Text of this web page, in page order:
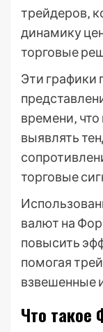
трейдеров‚
динамику
торговые
Эти графики
времени‚
выявлять
торговые
валют на
повысить
помогая
взвешенные
Что такое